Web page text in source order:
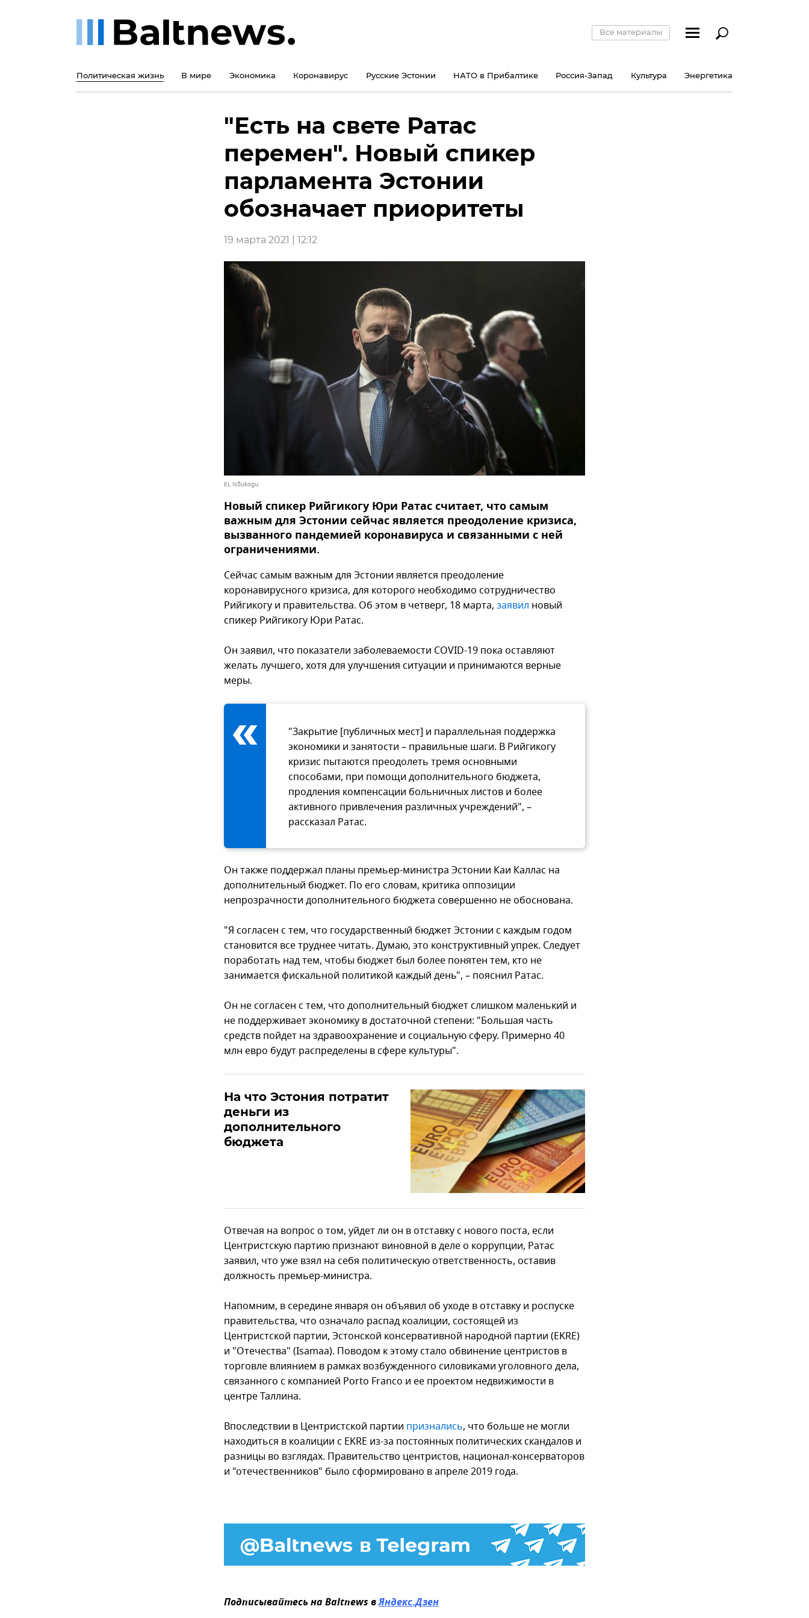
Все материалы
Политическая жизнь В мире Экономика Коронавирус Русские Эстонии НАТО в Прибалтике Россия-Запад Культура Энергетика
"Есть на свете Ратас
перемен". Новый спикер
парламента Эстонии
обозначает приоритеты
19 марта 2021 | 12:12
EL Nõukogu
Новый спикер Рийгикогу Юри Ратас считает, что самым
важным для Эстонии сейчас является преодоление кризиса,
вызванного пандемией коронавируса и связанными с ней
ограничениями.
Сейчас самым важным для Эстонии является преодоление
коронавирусного кризиса, для которого необходимо сотрудничество
Рийгикогу и правительства. Об этом в четверг, 18 марта, заявил новый
спикер Рийгикогу Юри Ратас.
Он заявил, что показатели заболеваемости COVID-19 пока оставляют
желать лучшего, хотя для улучшения ситуации и принимаются верные
меры.
"Закрытие [публичных мест] и параллельная поддержка
экономики и занятости – правильные шаги. В Рийгикогу
кризис пытаются преодолеть тремя основными
способами, при помощи дополнительного бюджета,
продления компенсации больничных листов и более
активного привлечения различных учреждений", –
рассказал Ратас.
Он также поддержал планы премьер-министра Эстонии Каи Каллас на
дополнительный бюджет. По его словам, критика оппозиции
непрозрачности дополнительного бюджета совершенно не обоснована.
"Я согласен с тем, что государственный бюджет Эстонии с каждым годом
становится все труднее читать. Думаю, это конструктивный упрек. Следует
поработать над тем, чтобы бюджет был более понятен тем, кто не
занимается фискальной политикой каждый день", – пояснил Ратас.
Он не согласен с тем, что дополнительный бюджет слишком маленький и
не поддерживает экономику в достаточной степени: "Большая часть
средств пойдет на здравоохранение и социальную сферу. Примерно 40
млн евро будут распределены в сфере культуры".
На что Эстония потратит
деньги из
дополнительного
бюджета
Отвечая на вопрос о том, уйдет ли он в отставку с нового поста, если
Центристскую партию признают виновной в деле о коррупции, Ратас
заявил, что уже взял на себя политическую ответственность, оставив
должность премьер-министра.
Напомним, в середине января он объявил об уходе в отставку и роспуске
правительства, что означало распад коалиции, состоящей из
Центристской партии, Эстонской консервативной народной партии (EKRE)
и "Отечества" (Isamaa). Поводом к этому стало обвинение центристов в
торговле влиянием в рамках возбужденного силовиками уголовного дела,
связанного с компанией Porto Franco и ее проектом недвижимости в
центре Таллина.
Впоследствии в Центристской партии признались, что больше не могли
находиться в коалиции с EKRE из-за постоянных политических скандалов и
разницы во взглядах. Правительство центристов, национал-консерваторов
и "отечественников" было сформировано в апреле 2019 года.
Подписывайтесь на Baltnews вЯндекс.Дзен